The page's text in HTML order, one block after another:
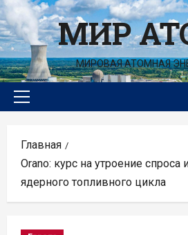
Перейти
к
содержимомуМИР
МИРОВАЯ АТОМНАЯ
Основное
Главная
Orano: курс на утроение
ядерного топливного цикла